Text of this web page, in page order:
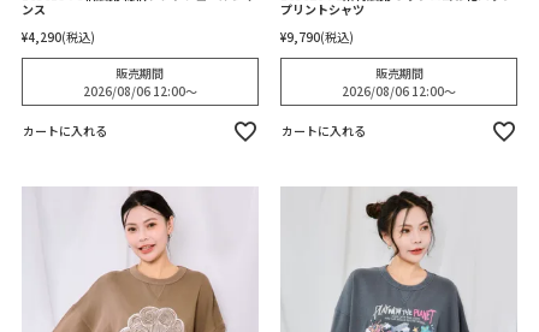
ンス
¥4,290 税込
販売期間
2026/08/06 12:00〜
カートに入れる
プリントシャツ
¥9,790 税込
販売期間
2026/08/06 12:00〜
カートに入れる